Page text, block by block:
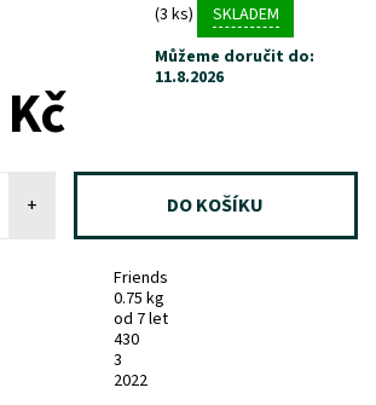
(3 ks)
SKLADEM
Můžeme doručit do:
11.8.2026
+
Friends
0.75 kg
od 7 let
430
3
2022